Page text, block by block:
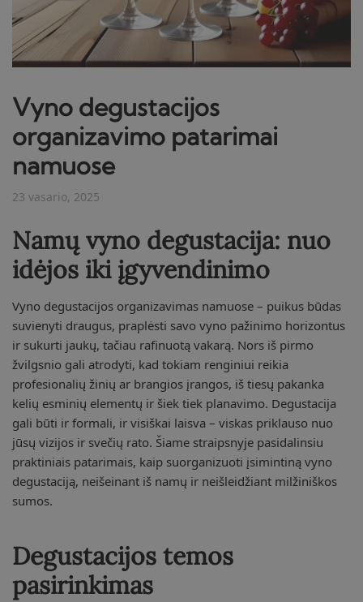
Vyno degustacijos
organizavimo patarimai
namuose
23 vasario, 2025
Namų vyno degustacija: nuo
idėjos iki įgyvendinimo
Vyno degustacijos organizavimas namuose – puikus būdas
suvienyti draugus, praplėsti savo vyno pažinimo horizontus
ir sukurti jaukų, tačiau rafinuotą vakarą. Nors iš pirmo
žvilgsnio gali atrodyti, kad tokiam renginiui reikia
profesionalių žinių ar brangios įrangos, iš tiesų pakanka
kelių esminių elementų ir šiek tiek planavimo. Degustacija
gali būti ir formali, ir visiškai laisva – viskas priklauso nuo
jūsų vizijos ir svečių rato. Šiame straipsnyje pasidalinsiu
praktiniais patarimais, kaip suorganizuoti įsimintiną vyno
degustaciją, neišeinant iš namų ir neišleidžiant milžiniškos
sumos.
Degustacijos temos
pasirinkimas